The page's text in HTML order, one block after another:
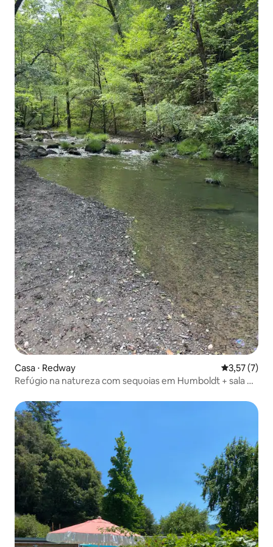
Casa ⋅ Redway 3,57 de
3,57 (7)
Refúgio na natureza com sequoias em Humboldt + sala de